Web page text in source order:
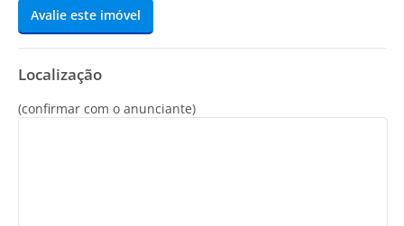
Avalie este imóvel
Localização
(confirmar com o anunciante)